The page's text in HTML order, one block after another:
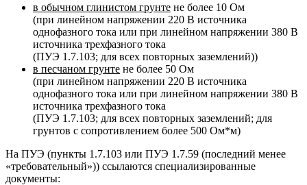
в обычном глинистом грунте не более 10 Ом
(при линейном напряжении 220 В источника
однофазного тока или при линейном напряжении 380 В
источника трехфазного тока
(ПУЭ 1.7.103; для всех повторных заземлений))
в песчаном грунте не более 50 Ом
(при линейном напряжении 220 В источника
однофазного тока или при линейном напряжении 380 В
источника трехфазного тока
(ПУЭ 1.7.103; для всех повторных заземлений; для
грунтов с сопротивлением более 500 Ом*м)
На ПУЭ (пункты 1.7.103 или ПУЭ 1.7.59 (последний менее
«требовательный»)) ссылаются специализированные
документы: